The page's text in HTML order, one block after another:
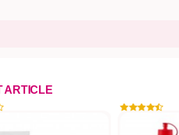
ARTICLE